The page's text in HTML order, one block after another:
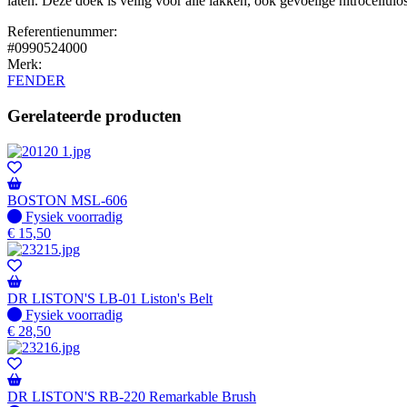
Referentienummer:
#0990524000
Merk:
FENDER
Gerelateerde producten
BOSTON MSL-606
Fysiek voorradig
Fysiek voorradig
€ 15,50
DR LISTON'S LB-01 Liston's Belt
Fysiek voorradig
Fysiek voorradig
€ 28,50
DR LISTON'S RB-220 Remarkable Brush